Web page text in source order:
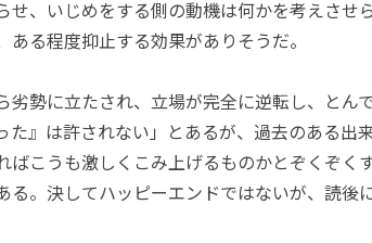
せ、いじめをする側の動機は何かを考えさせ
る程度抑止する効果がありそうだ。
勢に立たされ、立場が完全に逆転し、とん
た』は許されない」とあるが、過去のある出
ばこうも激しくこみ上げるものかとぞくぞく
る。決してハッピーエンドではないが、読後